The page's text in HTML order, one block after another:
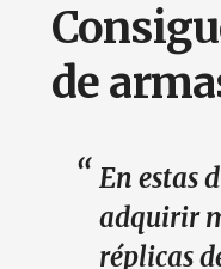
de
En estas
adquirir
réplicas